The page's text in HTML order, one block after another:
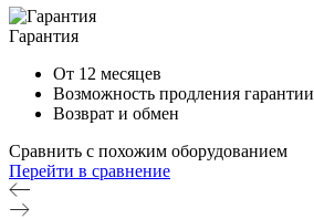
Гарантия
От 12 месяцев
Возможность продления гарантии
Возврат и обмен
Сравнить с похожим оборудованием
Перейти в сравнение